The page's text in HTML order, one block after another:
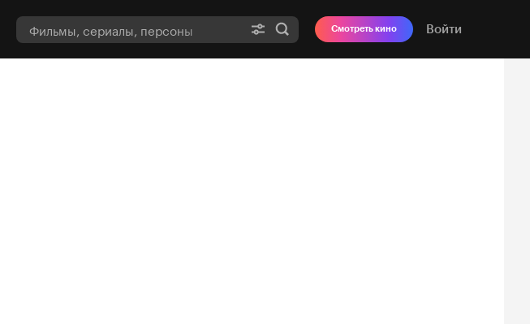
Смотреть кино Войти